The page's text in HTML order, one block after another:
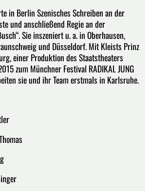
in Berlin Szenisches Schreiben an der
und anschließend Regie an der
Sie inszeniert u. a. in Oberhausen,
und Düsseldorf. Mit Kleists Prinz
einer Produktion des Staatstheaters
zum Münchner Festival RADIKAL JUNG
sie und ihr Team erstmals in Karlsruhe.